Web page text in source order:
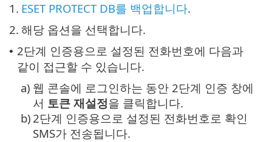
1. ESET PROTECT DB를 백업합니다.
2. 해당 옵션을 선택합니다.
• 2단계 인증용으로 설정된 전화번호에 다음과
같이 접근할 수 있습니다.
a) 웹 콘솔에 로그인하는 동안 2단계 인증 창에
서 토큰 재설정을 클릭합니다.
b) 2단계 인증용으로 설정된 전화번호로 확인
SMS가 전송됩니다.